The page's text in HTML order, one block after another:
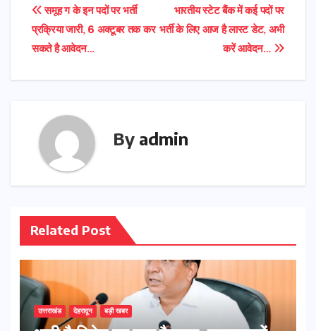
Post
navigation
भारतीय स्टेट बैंक में कई पदों पर
भर्ती के लिए आज है लास्ट डेट, अभी
करें आवेदन…
समूह ग के इन पदों पर भर्ती
प्रक्रिया जारी, 6 अक्टूबर तक कर
सकते है आवेदन…
By admin
Related Post
उत्तराखंड देहरादून बड़ी खबर